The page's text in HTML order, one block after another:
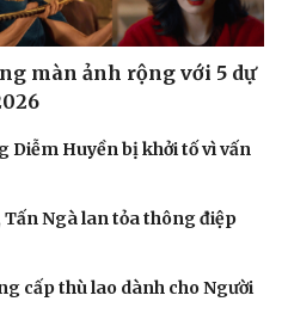
màn ảnh rộng với 5 dự
Diễm Huyền bị khởi tố vì vấn
Ngà lan tỏa thông điệp
cấp thù lao dành cho Người